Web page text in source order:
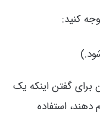
کنید:
برای گفتن اینکه یک
دهند، استفاده